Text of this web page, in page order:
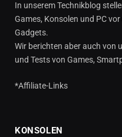
In unserem Technikblog
Games, Konsolen und PC
Gadgets.
Wir berichten aber auch von
und Tests von Games,
*Affiliate-Links
KONSOLEN